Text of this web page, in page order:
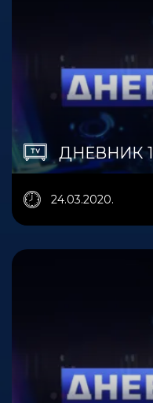
ДНЕВНИК 1
24.03.2020.